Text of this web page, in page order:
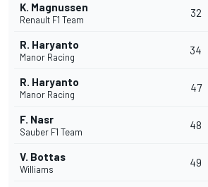
K. Magnussen
Renault F1 Team
32
R. Haryanto
Manor Racing
34
R. Haryanto
Manor Racing
47
F. Nasr
Sauber F1 Team
48
V. Bottas
Williams
49